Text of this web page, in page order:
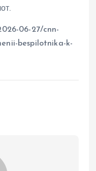
06-27/cnn-
bespilotnika-k-